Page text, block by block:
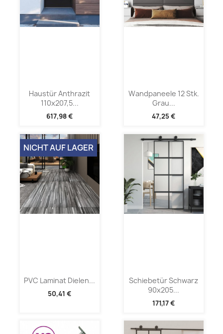
Haustür Anthrazit
110x207,5...
617,98 €
Wandpaneele 12 Stk.
Grau...
47,25 €
PVC Laminat Dielen...
50,41 €
NICHT AUF LAGER
Schiebetür Schwarz
90x205...
171,17 €